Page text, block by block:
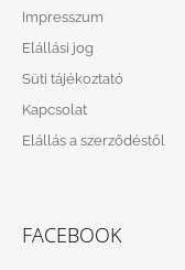
Impresszum
Elállási jog
Süti tájékoztató
Kapcsolat
Elállás a szerződéstől
FACEBOOK